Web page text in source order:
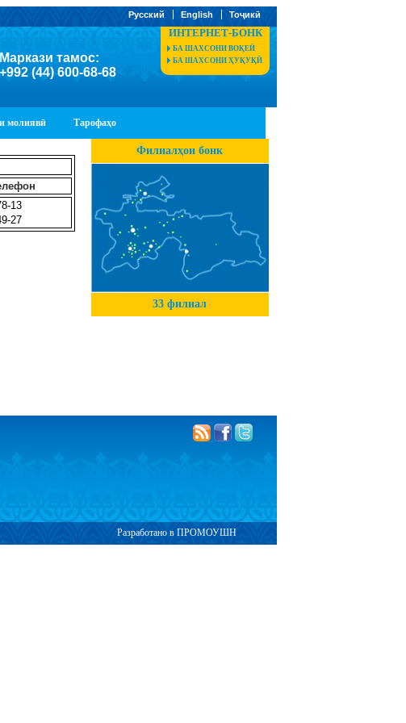
Русский English Тоҷикӣ
Маркази тамос:
+992 (44) 600-68-68
ИНТЕРНЕТ-БОНК
БА ШАХСОНИ ВОҚЕӢ
БА ШАХСОНИ ҲУҚУҚӢ
молиявӣ Тарофаҳо
13
27
Филиалҳои бонк
33 филиал
Разработано в ПРОМОУШН